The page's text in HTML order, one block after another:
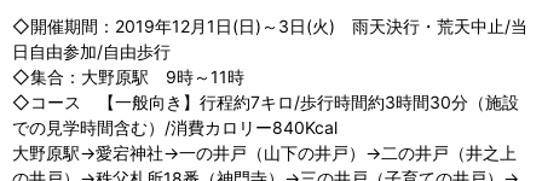
◇開催期間：2019年12月1日(日)～3日(火) 雨天決行・荒天中止/当
日自由参加/自由歩行
◇集合：大野原駅 9時～11時
◇コース 【一般向き】行程約7キロ/歩行時間約3時間30分（施設
での見学時間含む）/消費カロリー840Kcal
大野原駅→愛宕神社→一の井戸（山下の井戸）→二の井戸（井之上